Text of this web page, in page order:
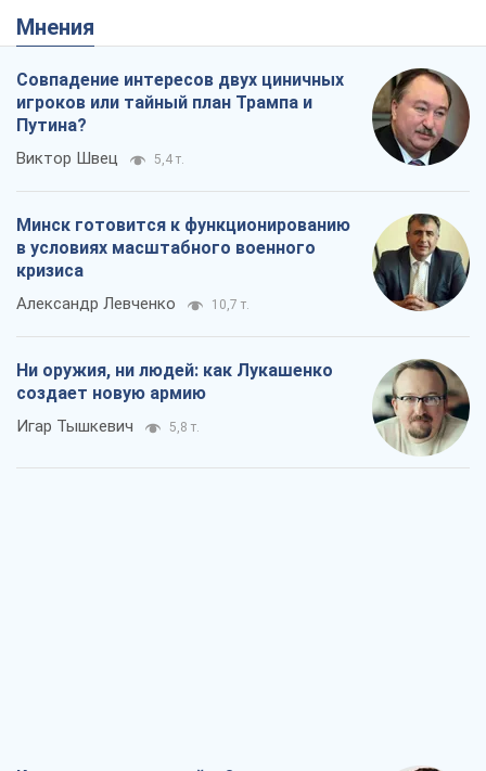
Мнения
Совпадение интересов двух циничных
игроков или тайный план Трампа и
Путина?
Виктор Швец 5,4 т.
Минск готовится к функционированию
в условиях масштабного военного
кризиса
Александр Левченко 10,7 т.
Ни оружия, ни людей: как Лукашенко
создает новую армию
Игар Тышкевич 5,8 т.